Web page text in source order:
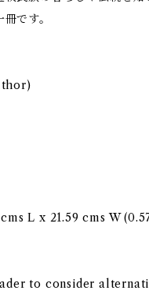
です。
L x 21.59 cms W
to consider